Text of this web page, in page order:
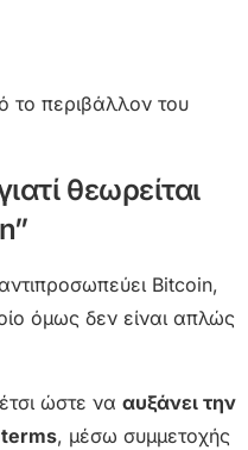
το περιβάλλον του
θεωρείται
Bitcoin,
όμως δεν είναι απλώς
ώστε να αυξάνει την
terms, μέσω συμμετοχής